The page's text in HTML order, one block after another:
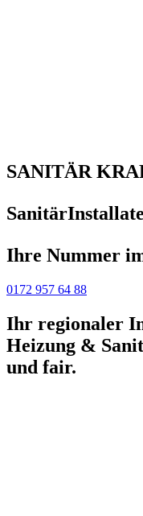
SANITÄR
Ihre Nummer
0172 957 64 88
Ihr regionaler
Heizung &
und fair.